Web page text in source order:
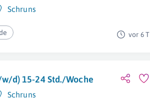
Schruns
vor 6 T
d) 15-24 Std./Woche
Schruns